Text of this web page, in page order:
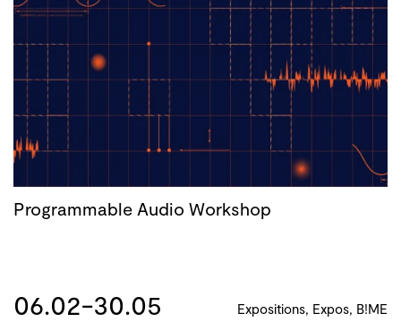
Programmable Audio Workshop
06.02-30.05 Expositions, Expos, B!ME